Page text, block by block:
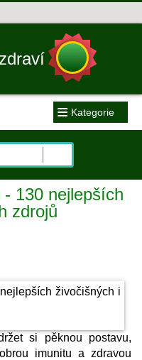
≡ Kategorie
130 nejlepších
zdrojů
si pěknou postavu,
imunitu a zdravou